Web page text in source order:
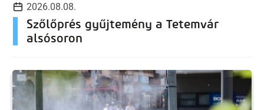
2026.08.08.
Szőlőprés gyűjtemény a Tetemvár
alsósoron